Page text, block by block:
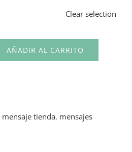
Clear selection
AÑADIR AL CARRITO
mensaje tienda, mensajes